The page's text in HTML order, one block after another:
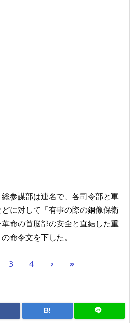
参謀部は連名で、各司令部と軍
に対して「有事の際の銅像保衛
命の首脳部の安全と直結した重
命令文を下した。
3 4 › »
B!